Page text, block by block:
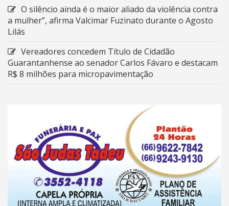
O silêncio ainda é o maior aliado da violência contra
a mulher”, afirma Valcimar Fuzinato durante o Agosto
Lilás
Vereadores concedem Título de Cidadão
Guarantanhense ao senador Carlos Fávaro e destacam
R$ 8 milhões para micropavimentação